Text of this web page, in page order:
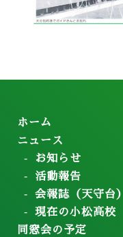
ホーム
ニュース
お知らせ
活動報告
会報誌（天守台）
現在の小松高校
同窓会の予定